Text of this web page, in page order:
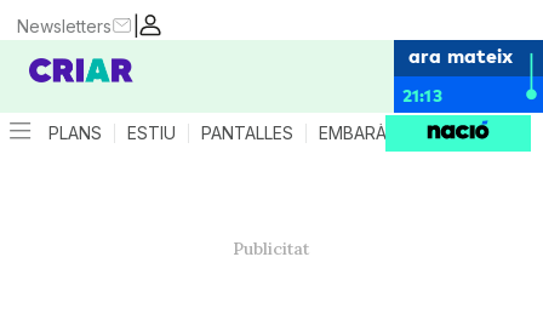
|
Newsletters
ara mateix
21:13
PLANS ESTIU PANTALLES EMBARÀS CRIANÇA